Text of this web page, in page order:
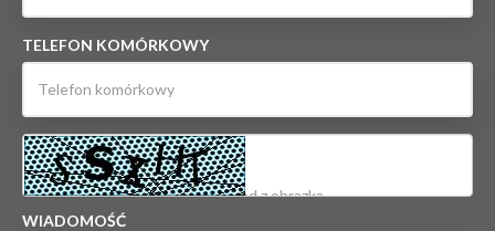
TELEFON KOMÓRKOWY
WIADOMOŚĆ